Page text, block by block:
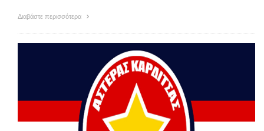
Διαβάστε περισσότερα